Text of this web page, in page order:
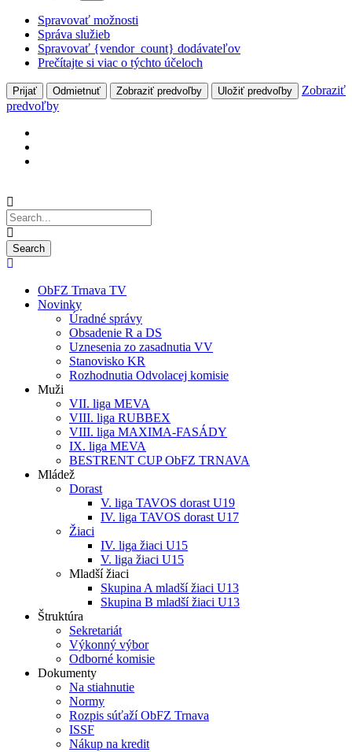
Spravovať možnosti
Správa služieb
Spravovať {vendor_count} dodávateľov
Prečítajte si viac o týchto účeloch
Prijať Odmietnuť Zobraziť predvoľby Uložiť predvoľby
Zobraziť
predvoľby
ObFZ Trnava TV
Novinky
Úradné správy
Obsadenie R a DS
Uznesenia zo zasadnutia VV
Stanovisko KR
Rozhodnutia Odvolacej komisie
Muži
VII. liga MEVA
VIII. liga RUBBEX
VIII. liga MAXIMA-FASÁDY
IX. liga MEVA
BESTRENT CUP ObFZ TRNAVA
Mládež
Dorast
V. liga TAVOS dorast U19
IV. liga TAVOS dorast U17
Žiaci
IV. liga žiaci U15
V. liga žiaci U15
Mladší žiaci
Skupina A mladší žiaci U13
Skupina B mladší žiaci U13
Štruktúra
Sekretariát
Výkonný výbor
Odborné komisie
Dokumenty
Na stiahnutie
Normy
Rozpis súťaží ObFZ Trnava
ISSF
Nákup na kredit